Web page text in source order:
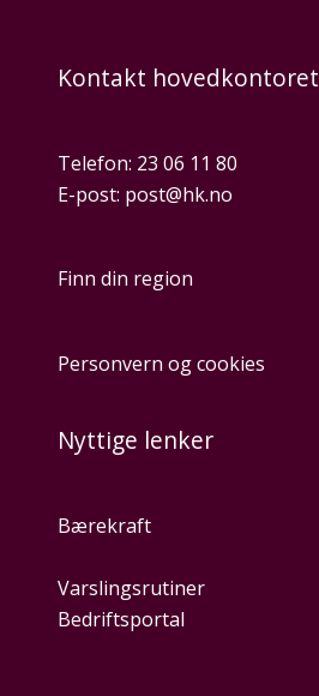
Kontakt hovedkontoret
Telefon: 23 06 11 80
E-post: post@hk.no
Finn din region
Personvern og cookies
Nyttige lenker
Bærekraft
Varslingsrutiner
Bedriftsportal